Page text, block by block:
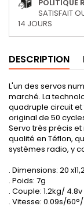
POLITIQUE
SATISFAIT
14 JOURS
DESCRIPTION
L'un des servos
marché. La
quadruple circuit
original de 50
Servo très précis
qualité en Téflon,
systèmes radio, y
. Dimensions: 20
. Poids: 7g
. Couple: 1.2kg/
. Vitesse: 0.09s/